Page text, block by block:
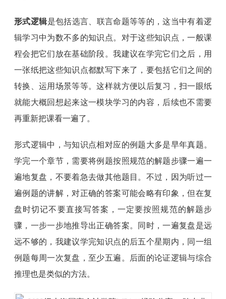
形式逻辑是包括选言、联言命题等等的，这当中有着逻
辑学习中为数不多的知识点。对于这些知识点，一般课
程会把它们放在基础阶段。我建议在学完它们之后，用
一张纸把这些知识点都默写下来了，要包括它们之间的
转换、运用场景等等。这样就方便以后复习，扫一眼纸
就能大概回想起来这一模块学习的内容，后续也不需要
再重新把课看一遍了。
形式逻辑中，与知识点相对应的例题大多是早年真题。
学完一个章节，需要将例题按照规范的解题步骤一遍一
遍地复盘，不要着急去做其他题目。不过，因为听过一
遍例题的讲解，对正确的答案可能会略有印象，但在复
盘时切记不要直接写答案，一定要按照规范的解题步
骤，一步一步地推导出正确答案。同时，一遍复盘是远
远不够的，我建议学完知识点的后五个星期内，同一组
例题每周一次复盘，至少五遍。后面的论证逻辑与综合
推理也是类似的方法。